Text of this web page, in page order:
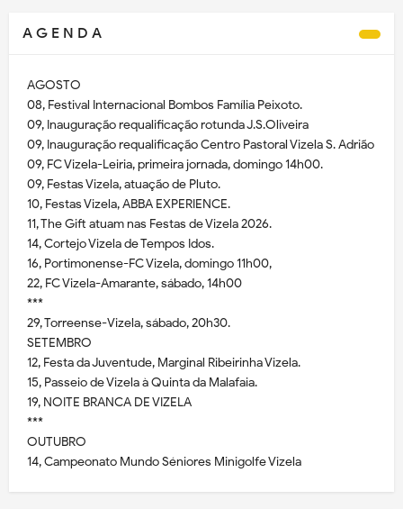
A G E N D A
AGOSTO
08, Festival Internacional Bombos Família Peixoto.
09, Inauguração requalificação rotunda J.S.Oliveira
09, Inauguração requalificação Centro Pastoral Vizela S. Adrião
09, FC Vizela-Leiria, primeira jornada, domingo 14h00.
09, Festas Vizela, atuação de Pluto.
10, Festas Vizela, ABBA EXPERIENCE.
11, The Gift atuam nas Festas de Vizela 2026.
14, Cortejo Vizela de Tempos Idos.
16, Portimonense-FC Vizela, domingo 11h00,
22, FC Vizela-Amarante, sábado, 14h00
***
29, Torreense-Vizela, sábado, 20h30.
SETEMBRO
12, Festa da Juventude, Marginal Ribeirinha Vizela.
15, Passeio de Vizela à Quinta da Malafaia.
19, NOITE BRANCA DE VIZELA
***
OUTUBRO
14, Campeonato Mundo Séniores Minigolfe Vizela